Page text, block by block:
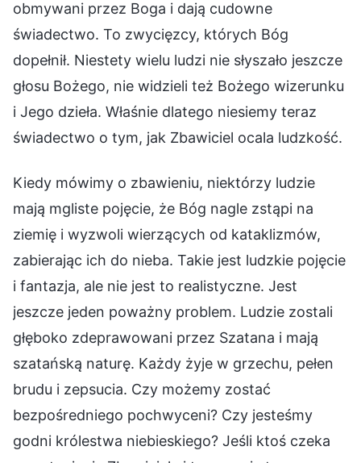
obmywani przez Boga i dają cudowne
świadectwo. To zwycięzcy, których Bóg
dopełnił. Niestety wielu ludzi nie słyszało jeszcze
głosu Bożego, nie widzieli też Bożego wizerunku
i Jego dzieła. Właśnie dlatego niesiemy teraz
świadectwo o tym, jak Zbawiciel ocala ludzkość.
Kiedy mówimy o zbawieniu, niektórzy ludzie
mają mgliste pojęcie, że Bóg nagle zstąpi na
ziemię i wyzwoli wierzących od kataklizmów,
zabierając ich do nieba. Takie jest ludzkie pojęcie
i fantazja, ale nie jest to realistyczne. Jest
jeszcze jeden poważny problem. Ludzie zostali
głęboko zdeprawowani przez Szatana i mają
szatańską naturę. Każdy żyje w grzechu, pełen
brudu i zepsucia. Czy możemy zostać
bezpośredniego pochwyceni? Czy jesteśmy
godni królestwa niebieskiego? Jeśli ktoś czeka